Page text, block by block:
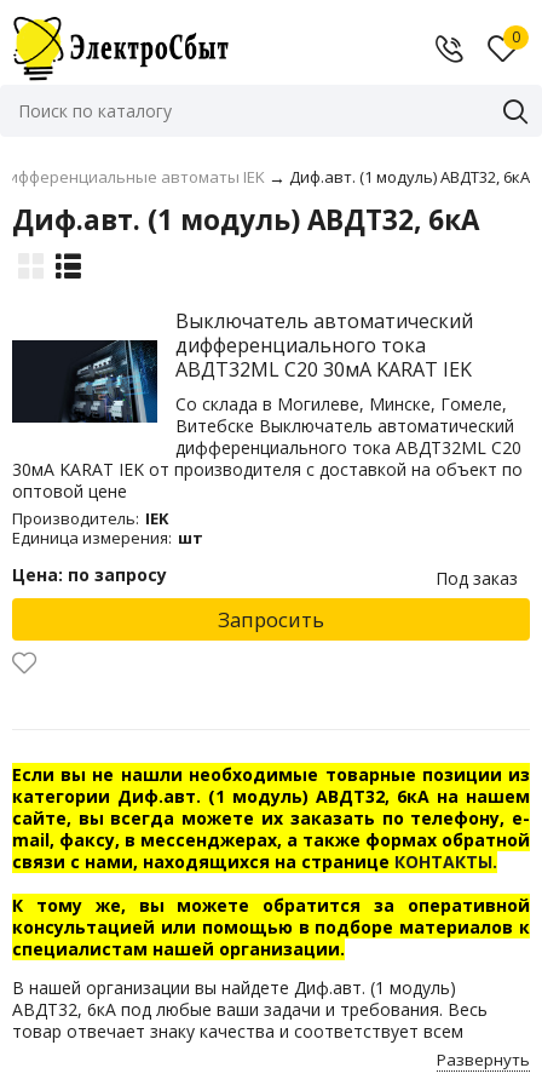
0
автоматы IEK → Диф.авт. (1 модуль) АВДТ32, 6кА
Диф.авт. (1 модуль) АВДТ32, 6кА
Выключатель автоматический
дифференциального тока
АВДТ32МL C20 30мА KARAT IEK
Со склада в Могилеве, Минске, Гомеле,
Витебске Выключатель автоматический
дифференциального тока АВДТ32МL C20
30мА KARAT IEK от производителя с доставкой на объект по
оптовой цене
Производитель: IEK
Единица измерения: шт
Цена: по запросу Под заказ
Запросить
Если вы не нашли необходимые товарные позиции из
категории Диф.авт. (1 модуль) АВДТ32, 6кА на нашем
сайте, вы всегда можете их заказать по телефону, e-
mail, факсу, в мессенджерах, а также формах обратной
связи с нами, находящихся на странице КОНТАКТЫ.
К тому же, вы можете обратится за оперативной
консультацией или помощью в подборе материалов к
специалистам нашей организации.
В нашей организации вы найдете Диф.авт. (1 модуль)
АВДТ32, 6кА под любые ваши задачи и требования. Весь
товар отвечает знаку качества и соответствует всем
нормам безопасности. Приобретайте Диф.авт. (1 модуль)
АВДТ32, 6кА по доступным ценам с бесплатной доставкой по
Развернуть